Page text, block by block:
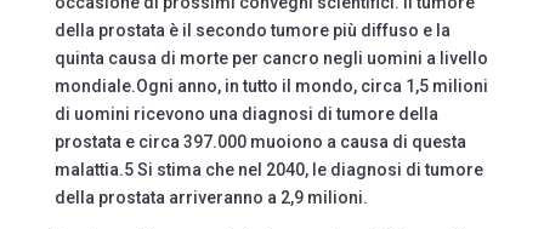
della prostata è il secondo tumore più diffuso e la
quinta causa di morte per cancro negli uomini a livello
mondiale.Ogni anno, in tutto il mondo, circa 1,5 milioni
di uomini ricevono una diagnosi di tumore della
prostata e circa 397.000 muoiono a causa di questa
malattia.5 Si stima che nel 2040, le diagnosi di tumore
della prostata arriveranno a 2,9 milioni.